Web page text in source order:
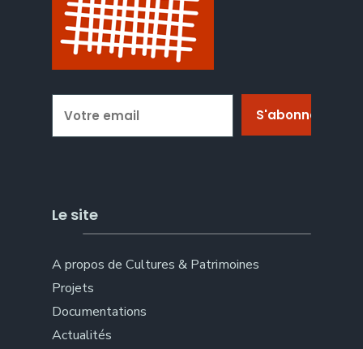
Le site
A propos de Cultures & Patrimoines
Projets
Documentations
Actualités